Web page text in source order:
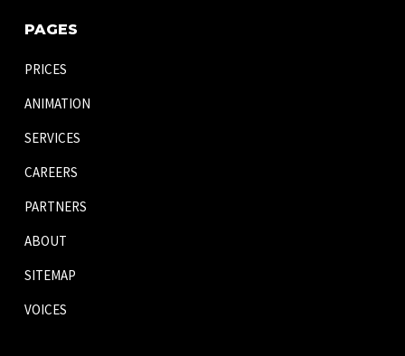
PAGES
PRICES
ANIMATION
SERVICES
CAREERS
PARTNERS
ABOUT
SITEMAP
VOICES